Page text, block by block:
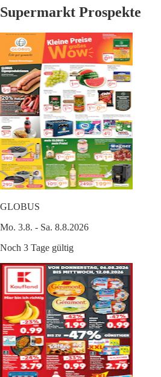
Supermarkt Prospekte
GLOBUS
Mo. 3.8. - Sa. 8.8.2026
Noch 3 Tage gültig